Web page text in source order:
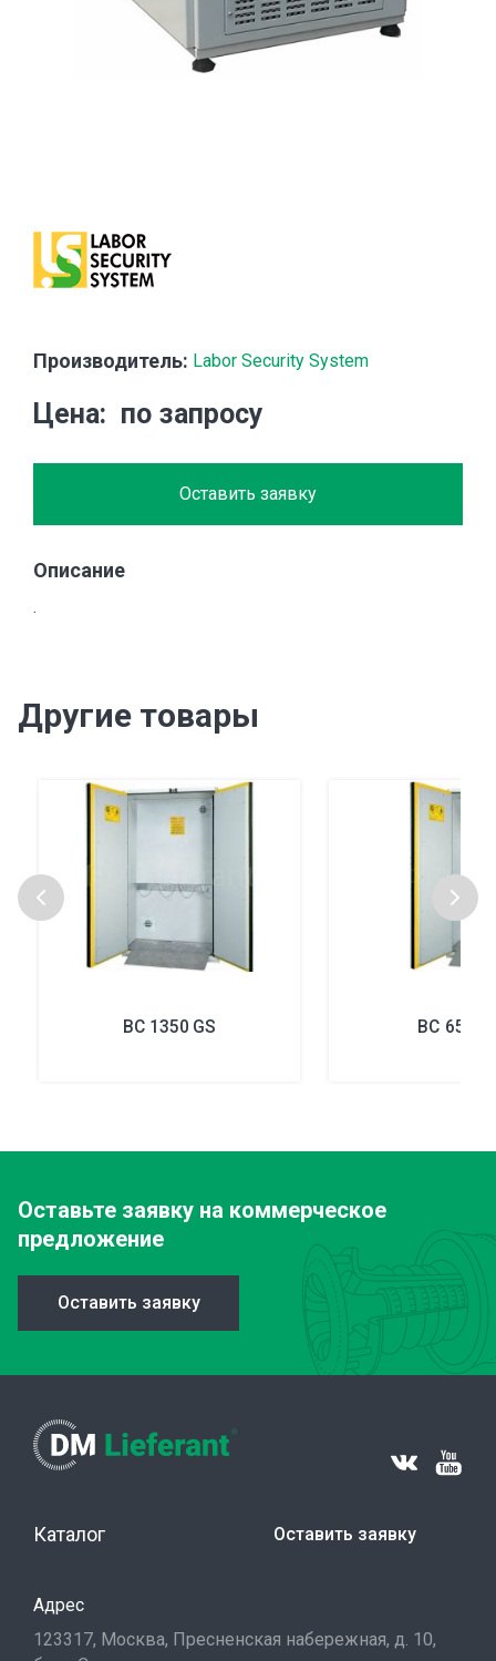
Производитель: Labor Security System
Цена по запросу
Оставить заявку
Описание
.
Другие товары
BC 1350 GS BC 650
Оставьте заявку на коммерческое
предложение
Оставить заявку
Каталог Оставить заявку
Адрес
123317, Москва, Пресненская набережная, д. 10,